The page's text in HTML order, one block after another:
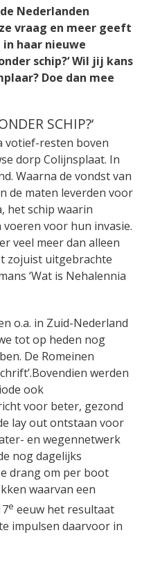
Nederlanden
vraag en meer geeft
haar nieuwe
schip?‘ Wil jij kans
Doe dan mee
SCHIP?‘
votief-resten boven
dorp Colijnsplaat. In
Waarna de vondst van
de maten leverden voor
het schip waarin
voor hun invasie.
veel meer dan alleen
zojuist uitgebrachte
‘Wat is Nehalennia
o.a. in Zuid-Nederland
tot op heden nog
De Romeinen
werden
ook
voor beter, gezond
lay out ontstaan voor
en wegennetwerk
nog dagelijks
drang om per boot
waarvan een
e eeuw het resultaat
impulsen daarvoor in